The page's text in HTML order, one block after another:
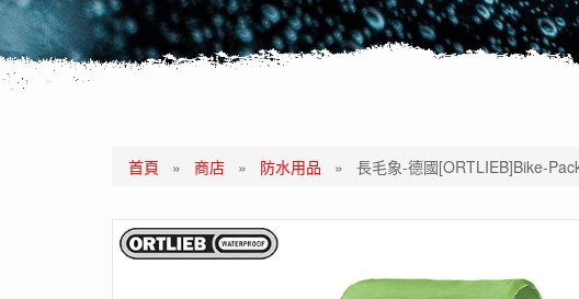
首頁 » 商店 » 防水用品 » 長毛象-德國[ORTLIEB]Bike-